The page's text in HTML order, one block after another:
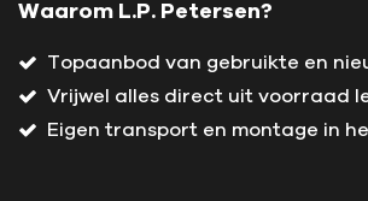
Waarom L.P. Petersen?
Topaanbod van gebruikte en
Vrijwel alles direct uit voorraad
Eigen transport en montage in